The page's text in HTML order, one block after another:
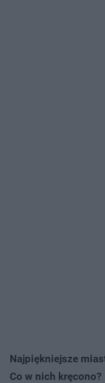
Najpiękniejsze
Co w nich kręcono?